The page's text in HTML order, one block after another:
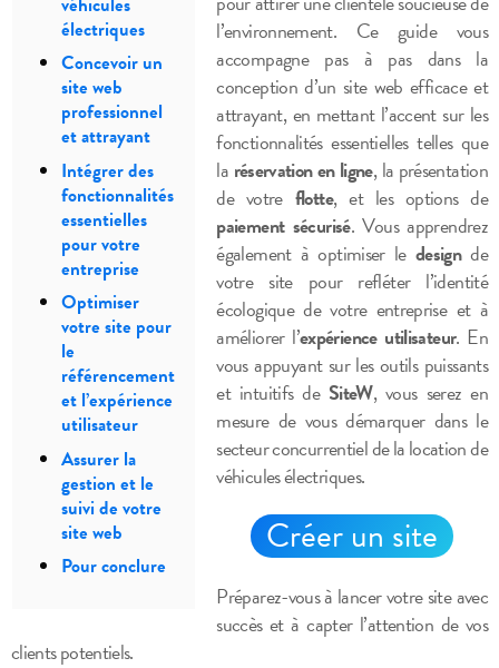
électriques
Concevoir un
site web
professionnel
et attrayant
Intégrer des
fonctionnalités
essentielles
pour votre
entreprise
Optimiser
votre site pour
le
référencement
et l’expérience
utilisateur
Assurer la
gestion et le
suivi de votre
site web
Pour conclure
l’environnement. Ce guide vous
accompagne pas à pas dans la
conception d’un site web efficace et
attrayant, en mettant l’accent sur les
fonctionnalités essentielles telles que
la réservation en ligne, la présentation
de votre flotte, et les options de
paiement sécurisé. Vous apprendrez
également à optimiser le designde
votre site pour refléter l’identité
écologique de votre entreprise et à
améliorer l’expérience utilisateur. En
vous appuyant sur les outils puissants
et intuitifs de SiteW, vous serez en
mesure de vous démarquer dans le
secteur concurrentiel de la location de
véhicules électriques.
Créer un site
Préparez-vous à lancer votre site avec
succès et à capter l’attention de vos
clients potentiels.